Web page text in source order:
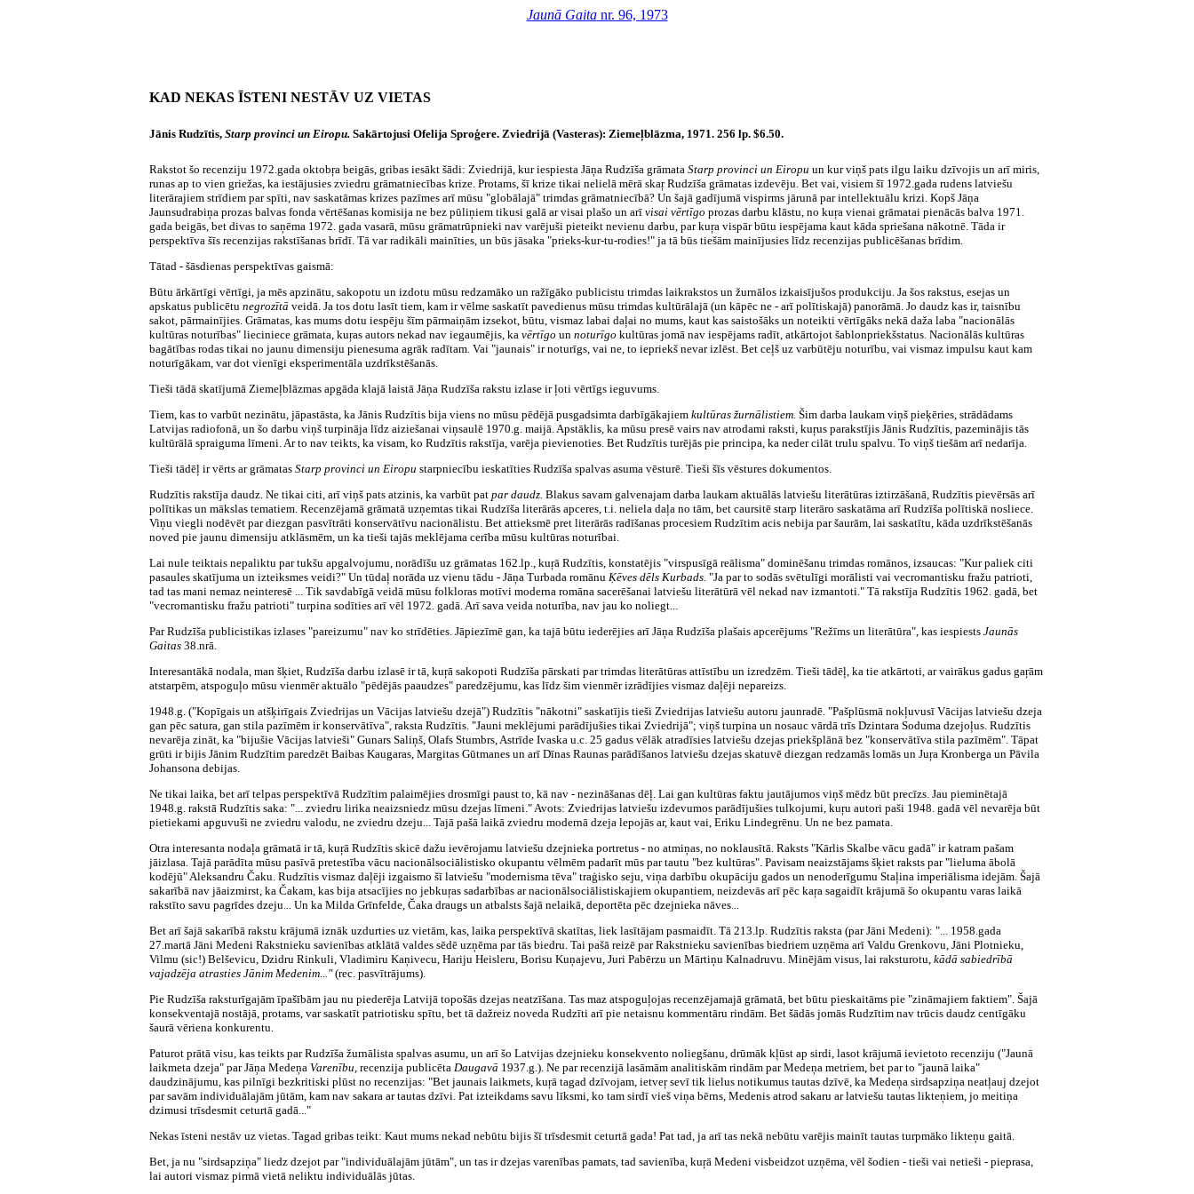
Jaunā Gaitanr. 96, 1973
KAD NEKAS ĪSTENI NESTĀV UZ VIETAS
Jānis Rudzītis, Starp provinci un Eiropu. Sakārtojusi Ofelija Sproģere. Zviedrijā (Vasteras): Ziemeļblāzma, 1971. 256 lp. $6.50.
Rakstot šo recenziju 1972.gada oktobŗa beigās, gribas iesākt šādi: Zviedrijā, kur iespiesta Jāņa Rudzīša grāmata Starp provinci un Eiropu un kur viņš pats ilgu laiku dzīvojis un arī miris,
runas ap to vien griežas, ka iestājusies zviedru grāmatniecības krize. Protams, šī krize tikai nelielā mērā skaŗ Rudzīša grāmatas izdevēju. Bet vai, visiem šī 1972.gada rudens latviešu
literārajiem strīdiem par spīti, nav saskatāmas krizes pazīmes arī mūsu "globālajā" trimdas grāmatniecībā? Un šajā gadījumā vispirms jārunā par intellektuālu krizi. Kopš Jāņa
Jaunsudrabiņa prozas balvas fonda vērtēšanas komisija ne bez pūliņiem tikusi galā ar visai plašo un arī visai vērtīgo prozas darbu klāstu, no kuŗa vienai grāmatai pienācās balva 1971.
gada beigās, bet divas to saņēma 1972. gada vasarā, mūsu grāmatrūpnieki nav varējuši pieteikt nevienu darbu, par kuŗa vispār būtu iespējama kaut kāda spriešana nākotnē. Tāda ir
perspektīva šīs recenzijas rakstīšanas brīdī. Tā var radikāli mainīties, un būs jāsaka "prieks-kur-tu-rodies!" ja tā būs tiešām mainījusies līdz recenzijas publicēšanas brīdim.
Tātad - šāsdienas perspektīvas gaismā:
Būtu ārkārtīgi vērtīgi, ja mēs apzinātu, sakopotu un izdotu mūsu redzamāko un ražīgāko publicistu trimdas laikrakstos un žurnālos izkaisījušos produkciju. Ja šos rakstus, esejas un
apskatus publicētu negrozītā veidā. Ja tos dotu lasīt tiem, kam ir vēlme saskatīt pavedienus mūsu trimdas kultūrālajā (un kāpēc ne - arī polītiskajā) panorāmā. Jo daudz kas ir, taisnību
sakot, pārmainījies. Grāmatas, kas mums dotu iespēju šīm pārmaiņām izsekot, būtu, vismaz labai daļai no mums, kaut kas saistošāks un noteikti vērtīgāks nekā daža laba "nacionālās
kultūras noturības" lieciniece grāmata, kuŗas autors nekad nav iegaumējis, ka vērtīgo un noturīgo kultūras jomā nav iespējams radīt, atkārtojot šablonpriekšstatus. Nacionālās kultūras
bagātības rodas tikai no jaunu dimensiju pienesuma agrāk radītam. Vai "jaunais" ir noturīgs, vai ne, to iepriekš nevar izlēst. Bet ceļš uz varbūtēju noturību, vai vismaz impulsu kaut kam
noturīgākam, var dot vienīgi eksperimentāla uzdrīkstēšanās.
Tieši tādā skatījumā Ziemeļblāzmas apgāda klajā laistā Jāņa Rudzīša rakstu izlase ir ļoti vērtīgs ieguvums.
Tiem, kas to varbūt nezinātu, jāpastāsta, ka Jānis Rudzītis bija viens no mūsu pēdējā pusgadsimta darbīgākajiem kultūras žurnālistiem. Šim darba laukam viņš pieķēries, strādādams
Latvijas radiofonā, un šo darbu viņš turpināja līdz aiziešanai viņsaulē 1970.g. maijā. Apstāklis, ka mūsu presē vairs nav atrodami raksti, kuŗus parakstījis Jānis Rudzītis, pazeminājis tās
kultūrālā spraiguma līmeni. Ar to nav teikts, ka visam, ko Rudzītis rakstīja, varēja pievienoties. Bet Rudzītis turējās pie principa, ka neder cilāt trulu spalvu. To viņš tiešām arī nedarīja.
Tieši tādēļ ir vērts ar grāmatas Starp provinci un Eiropu starpniecību ieskatīties Rudzīša spalvas asuma vēsturē. Tieši šīs vēstures dokumentos.
Rudzītis rakstīja daudz. Ne tikai citi, arī viņš pats atzinis, ka varbūt pat par daudz. Blakus savam galvenajam darba laukam aktuālās latviešu literātūras iztirzāšanā, Rudzītis pievērsās arī
polītikas un mākslas tematiem. Recenzējamā grāmatā uzņemtas tikai Rudzīša literārās apceres, t.i. neliela daļa no tām, bet caursitē starp literāro saskatāma arī Rudzīša polītiskā nosliece.
Viņu viegli nodēvēt par diezgan pasvītrāti konservātīvu nacionālistu. Bet attieksmē pret literārās radīšanas procesiem Rudzītim acis nebija par šaurām, lai saskatītu, kāda uzdrīkstēšanās
noved pie jaunu dimensiju atklāsmēm, un ka tieši tajās meklējama cerība mūsu kultūras noturībai.
Lai nule teiktais nepaliktu par tukšu apgalvojumu, norādīšu uz grāmatas 162.lp., kuŗā Rudzītis, konstatējis "virspusīgā reālisma" dominēšanu trimdas romānos, izsaucas: "Kur paliek citi
pasaules skatījuma un izteiksmes veidi?" Un tūdaļ norāda uz vienu tādu - Jāņa Turbada romānu Ķēves dēls Kurbads. "Ja par to sodās svētulīgi morālisti vai vecromantisku fražu patrioti,
tad tas mani nemaz neinteresē ... Tik savdabīgā veidā mūsu folkloras motīvi moderna romāna sacerēšanai latviešu literātūrā vēl nekad nav izmantoti." Tā rakstīja Rudzītis 1962. gadā, bet
"vecromantisku fražu patrioti" turpina sodīties arī vēl 1972. gadā. Arī sava veida noturība, nav jau ko noliegt...
Par Rudzīša publicistikas izlases "pareizumu" nav ko strīdēties. Jāpiezīmē gan, ka tajā būtu iederējies arī Jāņa Rudzīša plašais apcerējums "Režīms un literātūra", kas iespiests Jaunās
Gaitas 38.nrā.
Interesantākā nodala, man šķiet, Rudzīša darbu izlasē ir tā, kuŗā sakopoti Rudzīša pārskati par trimdas literātūras attīstību un izredzēm. Tieši tādēļ, ka tie atkārtoti, ar vairākus gadus gaŗām
atstarpēm, atspoguļo mūsu vienmēr aktuālo "pēdējās paaudzes" paredzējumu, kas līdz šim vienmēr izrādījies vismaz daļēji nepareizs.
1948.g. ("Kopīgais un atšķirīgais Zviedrijas un Vācijas latviešu dzejā") Rudzītis "nākotni" saskatījis tieši Zviedrijas latviešu autoru jaunradē. "Pašplūsmā nokļuvusī Vācijas latviešu dzeja
gan pēc satura, gan stila pazīmēm ir konservātīva", raksta Rudzītis. "Jauni meklējumi parādījušies tikai Zviedrijā"; viņš turpina un nosauc vārdā trīs Dzintara Soduma dzejoļus. Rudzītis
nevarēja zināt, ka "bijušie Vācijas latvieši" Gunars Saliņš, Olafs Stumbrs, Astrīde Ivaska u.c. 25 gadus vēlāk atradīsies latviešu dzejas priekšplānā bez "konservātīva stila pazīmēm". Tāpat
grūti ir bijis Jānim Rudzītim paredzēt Baibas Kaugaras, Margitas Gūtmanes un arī Dīnas Raunas parādīšanos latviešu dzejas skatuvē diezgan redzamās lomās un Juŗa Kronberga un Pāvila
Johansona debijas.
Ne tikai laika, bet arī telpas perspektīvā Rudzītim palaimējies drosmīgi paust to, kā nav - nezināšanas dēļ. Lai gan kultūras faktu jautājumos viņš mēdz būt precīzs. Jau pieminētajā
1948.g. rakstā Rudzītis saka: "... zviedru lirika neaizsniedz mūsu dzejas līmeni." Avots: Zviedrijas latviešu izdevumos parādījušies tulkojumi, kuŗu autori paši 1948. gadā vēl nevarēja būt
pietiekami apguvuši ne zviedru valodu, ne zviedru dzeju... Tajā pašā laikā zviedru modernā dzeja lepojās ar, kaut vai, Eriku Lindegrēnu. Un ne bez pamata.
Otra interesanta nodaļa grāmatā ir tā, kuŗā Rudzītis skicē dažu ievērojamu latviešu dzejnieka portretus - no atmiņas, no noklausītā. Raksts "Kārlis Skalbe vācu gadā" ir katram pašam
jāizlasa. Tajā parādīta mūsu pasīvā pretestība vācu nacionālsociālistisko okupantu vēlmēm padarīt mūs par tautu "bez kultūras". Pavisam neaizstājams šķiet raksts par "lieluma ābolā
kodējū" Aleksandru Čaku. Rudzītis vismaz daļēji izgaismo šī latviešu "modernisma tēva" traģisko seju, viņa darbību okupāciju gados un nenoderīgumu Staļina imperiālisma idejām. Šajā
sakarībā nav jāaizmirst, ka Čakam, kas bija atsacījies no jebkuŗas sadarbības ar nacionālsociālistiskajiem okupantiem, neizdevās arī pēc kaŗa sagaidīt krājumā šo okupantu varas laikā
rakstīto savu pagrīdes dzeju... Un ka Milda Grīnfelde, Čaka draugs un atbalsts šajā nelaikā, deportēta pēc dzejnieka nāves...
Bet arī šajā sakarībā rakstu krājumā iznāk uzdurties uz vietām, kas, laika perspektīvā skatītas, liek lasītājam pasmaidīt. Tā 213.lp. Rudzītis raksta (par Jāni Medeni): "... 1958.gada
27.martā Jāni Medeni Rakstnieku savienības atklātā valdes sēdē uzņēma par tās biedru. Tai pašā reizē par Rakstnieku savienības biedriem uzņēma arī Valdu Grenkovu, Jāni Plotnieku,
Vilmu (sic!) Belševicu, Dzidru Rinkuli, Vladimiru Kaņivecu, Hariju Heisleru, Borisu Kuņajevu, Juri Pabērzu un Mārtiņu Kalnadruvu. Minējām visus, lai raksturotu, kādā sabiedrībā
vajadzēja atrasties Jānim Medenim..."(rec. pasvītrājums).
Pie Rudzīša raksturīgajām īpašībām jau nu piederēja Latvijā topošās dzejas neatzīšana. Tas maz atspoguļojas recenzējamajā grāmatā, bet būtu pieskaitāms pie "zināmajiem faktiem". Šajā
konsekventajā nostājā, protams, var saskatīt patriotisku spītu, bet tā dažreiz noveda Rudzīti arī pie netaisnu kommentāru rindām. Bet šādās jomās Rudzītim nav trūcis daudz centīgāku
šaurā vēriena konkurentu.
Paturot prātā visu, kas teikts par Rudzīša žurnālista spalvas asumu, un arī šo Latvijas dzejnieku konsekvento noliegšanu, drūmāk kļūst ap sirdi, lasot krājumā ievietoto recenziju ("Jaunā
laikmeta dzeja" par Jāņa Medeņa Varenību, recenzija publicēta Daugavā 1937.g.). Ne par recenzijā lasāmām analitiskām rindām par Medeņa metriem, bet par to "jaunā laika"
daudzinājumu, kas pilnīgi bezkritiski plūst no recenzijas: "Bet jaunais laikmets, kuŗā tagad dzīvojam, ietveŗ sevī tik lielus notikumus tautas dzīvē, ka Medeņa sirdsapziņa neatļauj dzejot
par savām individuālajām jūtām, kam nav sakara ar tautas dzīvi. Pat izteikdams savu līksmi, ko tam sirdī vieš viņa bērns, Medenis atrod sakaru ar latviešu tautas likteņiem, jo meitiņa
dzimusi trīsdesmit ceturtā gadā..."
Nekas īsteni nestāv uz vietas. Tagad gribas teikt: Kaut mums nekad nebūtu bijis šī trīsdesmit ceturtā gada! Pat tad, ja arī tas nekā nebūtu varējis mainīt tautas turpmāko likteņu gaitā.
Bet, ja nu "sirdsapziņa" liedz dzejot par "individuālajām jūtām", un tas ir dzejas varenības pamats, tad savienība, kuŗā Medeni visbeidzot uzņēma, vēl šodien - tieši vai netieši - pieprasa,
lai autori vismaz pirmā vietā neliktu individuālās jūtas.